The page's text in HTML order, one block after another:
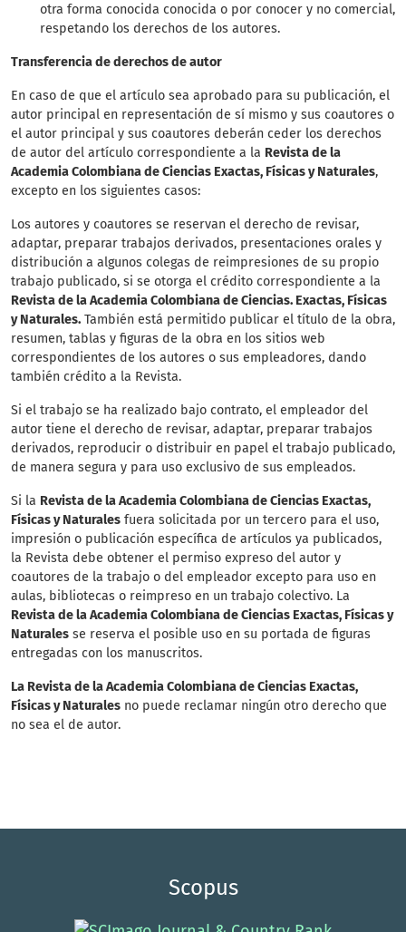
otra forma conocida conocida o por conocer y no comercial,
respetando los derechos de los autores.
Transferencia de derechos de autor
En caso de que el artículo sea aprobado para su publicación, el
autor principal en representación de sí mismo y sus coautores o
el autor principal y sus coautores deberán ceder los derechos
de autor del artículo correspondiente a la Revista de la
Academia Colombiana de Ciencias Exactas, Físicas y Naturales,
excepto en los siguientes casos:
Los autores y coautores se reservan el derecho de revisar,
adaptar, preparar trabajos derivados, presentaciones orales y
distribución a algunos colegas de reimpresiones de su propio
trabajo publicado, si se otorga el crédito correspondiente a la
Revista de la Academia Colombiana de Ciencias. Exactas, Físicas
y Naturales. También está permitido publicar el título de la obra,
resumen, tablas y figuras de la obra en los sitios web
correspondientes de los autores o sus empleadores, dando
también crédito a la Revista.
Si el trabajo se ha realizado bajo contrato, el empleador del
autor tiene el derecho de revisar, adaptar, preparar trabajos
derivados, reproducir o distribuir en papel el trabajo publicado,
de manera segura y para uso exclusivo de sus empleados.
Si la Revista de la Academia Colombiana de Ciencias Exactas,
Físicas y Naturales fuera solicitada por un tercero para el uso,
impresión o publicación específica de artículos ya publicados,
la Revista debe obtener el permiso expreso del autor y
coautores de la trabajo o del empleador excepto para uso en
aulas, bibliotecas o reimpreso en un trabajo colectivo. La
Revista de la Academia Colombiana de Ciencias Exactas, Físicas y
Naturales se reserva el posible uso en su portada de figuras
entregadas con los manuscritos.
La Revista de la Academia Colombiana de Ciencias Exactas,
Físicas y Naturales no puede reclamar ningún otro derecho que
no sea el de autor.
Scopus